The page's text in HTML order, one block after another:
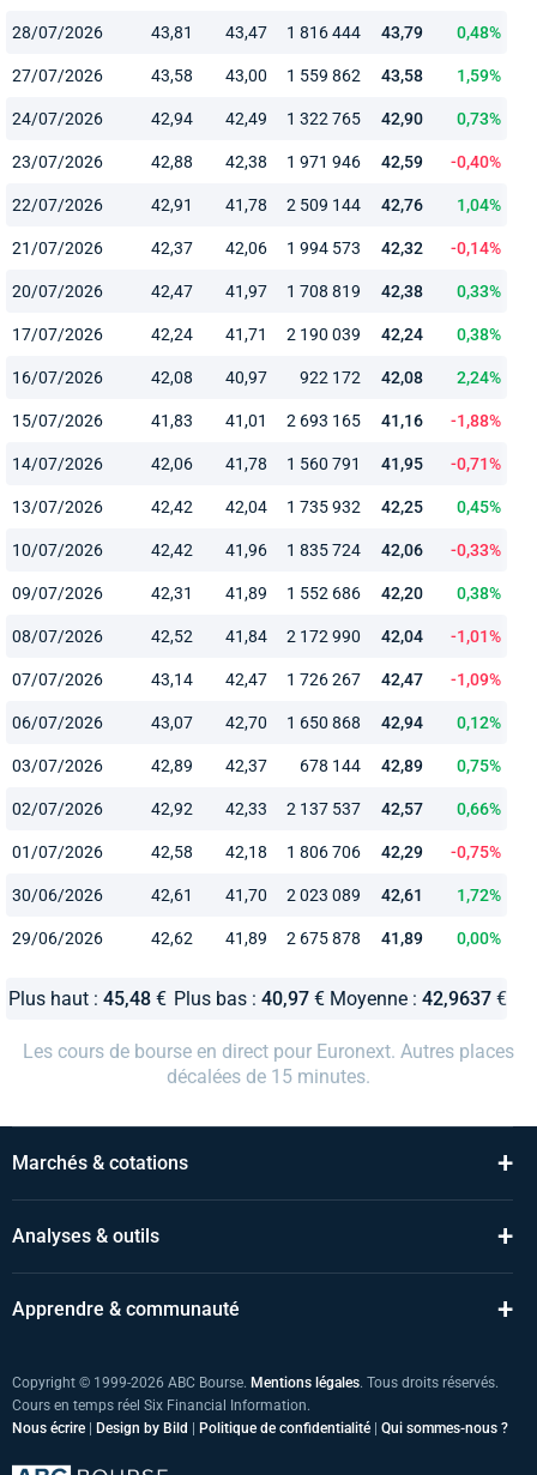
28/07/2026 43,81 43,47 1 816 444 43,79 0,48%
27/07/2026 43,58 43,00 1 559 862 43,58 1,59%
24/07/2026 42,94 42,49 1 322 765 42,90 0,73%
23/07/2026 42,88 42,38 1 971 946 42,59 -0,40%
22/07/2026 42,91 41,78 2 509 144 42,76 1,04%
21/07/2026 42,37 42,06 1 994 573 42,32 -0,14%
20/07/2026 42,47 41,97 1 708 819 42,38 0,33%
17/07/2026 42,24 41,71 2 190 039 42,24 0,38%
16/07/2026 42,08 40,97 922 172 42,08 2,24%
15/07/2026 41,83 41,01 2 693 165 41,16 -1,88%
14/07/2026 42,06 41,78 1 560 791 41,95 -0,71%
13/07/2026 42,42 42,04 1 735 932 42,25 0,45%
10/07/2026 42,42 41,96 1 835 724 42,06 -0,33%
09/07/2026 42,31 41,89 1 552 686 42,20 0,38%
08/07/2026 42,52 41,84 2 172 990 42,04 -1,01%
07/07/2026 43,14 42,47 1 726 267 42,47 -1,09%
06/07/2026 43,07 42,70 1 650 868 42,94 0,12%
03/07/2026 42,89 42,37 678 144 42,89 0,75%
02/07/2026 42,92 42,33 2 137 537 42,57 0,66%
01/07/2026 42,58 42,18 1 806 706 42,29 -0,75%
30/06/2026 42,61 41,70 2 023 089 42,61 1,72%
29/06/2026 42,62 41,89 2 675 878 41,89 0,00%
Plus haut : 45,48€ Plus bas : 40,97€ Moyenne : 42,9637 €
Les cours de bourse en direct pour Euronext. Autres places
décalées de 15 minutes.
Marchés & cotations +
Analyses & outils +
Apprendre & communauté +
Copyright © 1999-2026 ABC Bourse. Mentions légales. Tous droits réservés.
Cours en temps réel Six Financial Information.
Nous écrire | Design by Bild | Politique de confidentialité | Qui sommes-nous ?